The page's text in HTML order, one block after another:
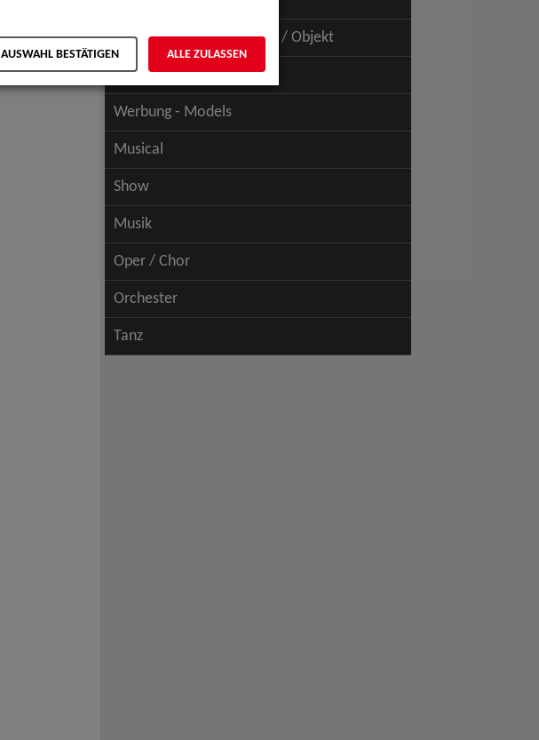
Schauspiel - Figur / Puppe / Objekt
Werbung - Talents
Werbung - Models
Musical
Show
Musik
Oper / Chor
Orchester
Tanz
AUSWAHL BESTÄTIGEN ALLE ZULASSEN